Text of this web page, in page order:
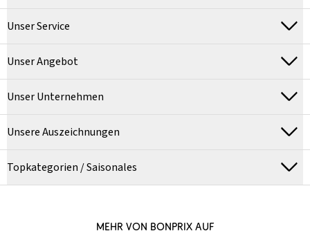
Unser Service
Unser Angebot
Unser Unternehmen
Unsere Auszeichnungen
Topkategorien / Saisonales
MEHR VON BONPRIX AUF